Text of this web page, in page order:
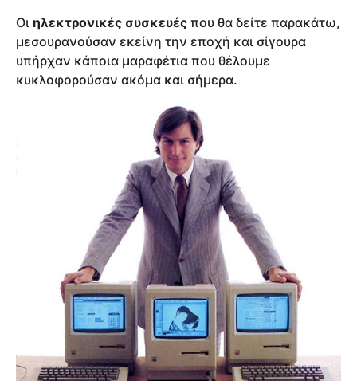
Οι ηλεκτρονικές συσκευές που θα δείτε παρακάτω,
μεσουρανούσαν εκείνη την εποχή και σίγουρα
υπήρχαν κάποια μαραφέτια που θέλουμε
κυκλοφορούσαν ακόμα και σήμερα.